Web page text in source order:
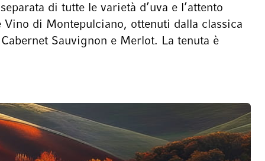
di tutte le varietà d’uva e l’attento
di Montepulciano, ottenuti dalla classica
Sauvignon e Merlot. La tenuta è